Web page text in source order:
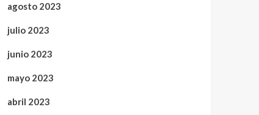
agosto 2023
julio 2023
junio 2023
mayo 2023
abril 2023